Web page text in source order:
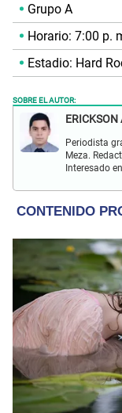
Grupo A
Horario: 7:00 p.
Estadio: Hard
SOBRE EL AUTOR:
ERICKSON
Periodista
Meza.
Interesado